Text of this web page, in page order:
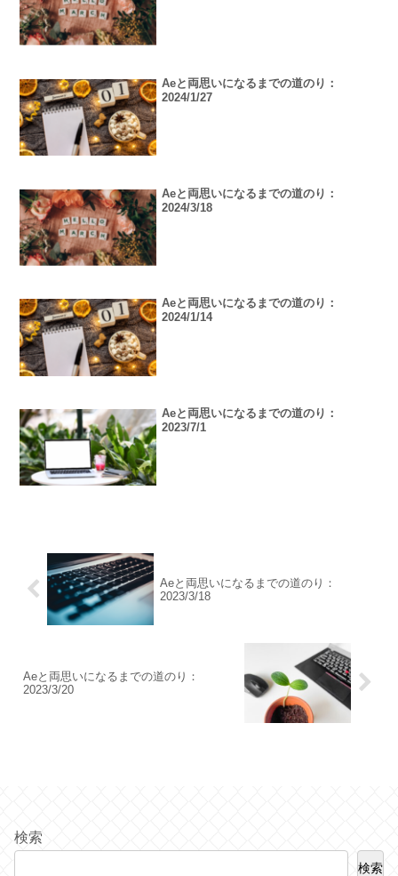
Aeと両思いになるまでの道のり：
2024/1/27
Aeと両思いになるまでの道のり：
2024/3/18
Aeと両思いになるまでの道のり：
2024/1/14
Aeと両思いになるまでの道のり：
2023/7/1
Aeと両思いになるまでの道のり：
2023/3/18
Aeと両思いになるまでの道のり：
2023/3/20
検索
検索